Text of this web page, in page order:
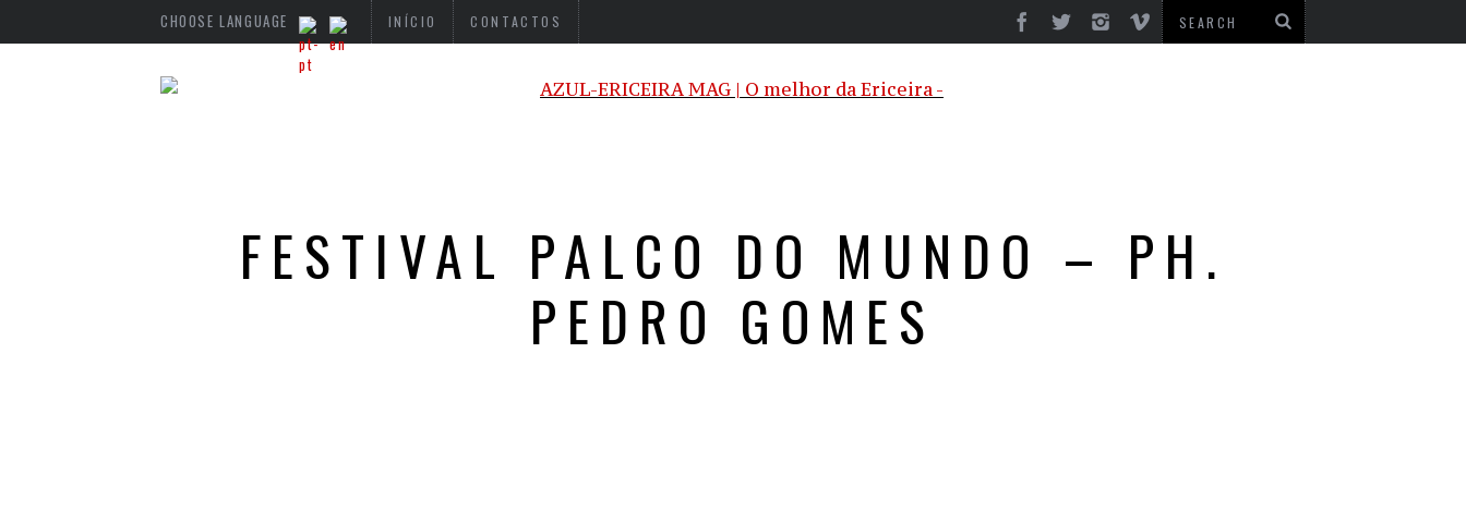
CHOOSE LANGUAGE INÍCIO CONTACTOS
FESTIVAL PALCO DO MUNDO – PH.
PEDRO GOMES